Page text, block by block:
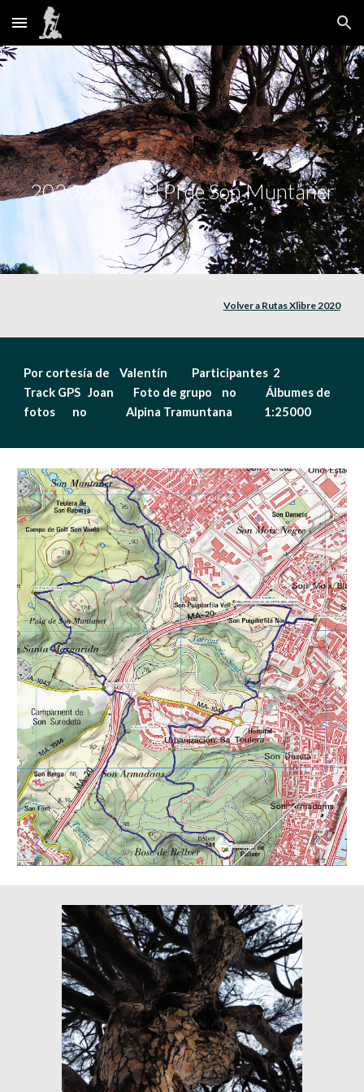
Skip to main content Skip to navigation
2020.08.04-El Pi de Son Muntaner
Volver a Rutas Xlibre 2020
Por cortesía de    Valentín          Participantes  2
Track GPS   Joan        Foto de grupo    no            Álbumes de
fotos       no                Alpina Tramuntana             1:25000